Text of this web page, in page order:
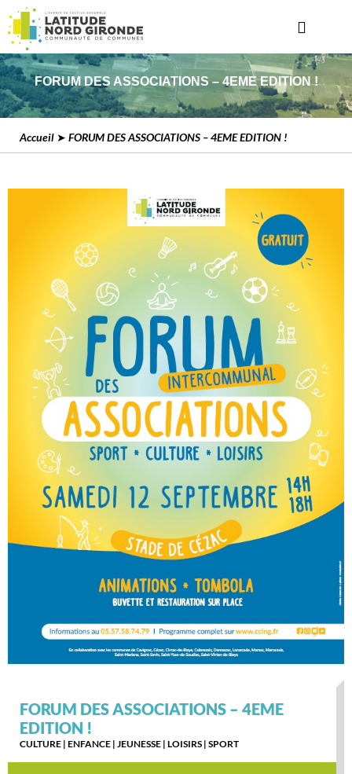
FORUM DES ASSOCIATIONS – 4EME EDITION !
Accueil ➤ FORUM DES ASSOCIATIONS – 4EME EDITION !
FORUM DES ASSOCIATIONS – 4EME
EDITION !
CULTURE | ENFANCE | JEUNESSE | LOISIRS | SPORT